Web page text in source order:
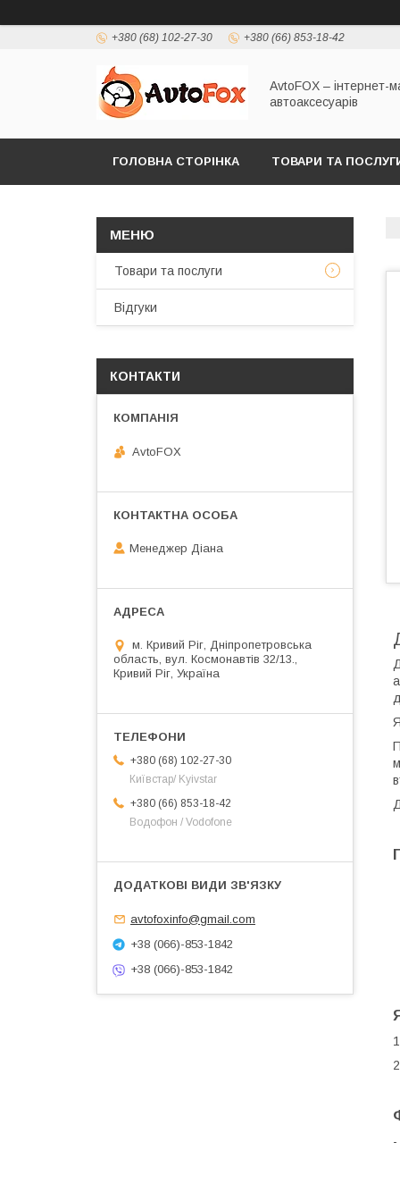
+380 (68) 102-27-30 +380 (66) 853-18-42
AvtoFOX – інтернет-
автоаксесуарів
ГОЛОВНА СТОРІНКА ТОВАРИ ТА
-
Товари та послуги
Відгуки
КОНТАКТИ
AvtoFOX
Менеджер Діана
м. Кривий Ріг, Дніпропетровська
область, вул. Космонавтів 32/13.,
Кривий Ріг, Україна
+380 (68) 102-27-30
Київстар/ Kyivstar
+380 (66) 853-18-42
Водофон / Vodofone
avtofoxinfo@gmail.com
+38 (066)-853-1842
+38 (066)-853-1842